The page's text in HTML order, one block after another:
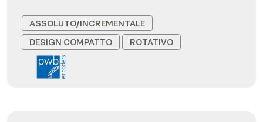
ASSOLUTO/INCREMENTALE
DESIGN COMPATTO
ROTATIVO